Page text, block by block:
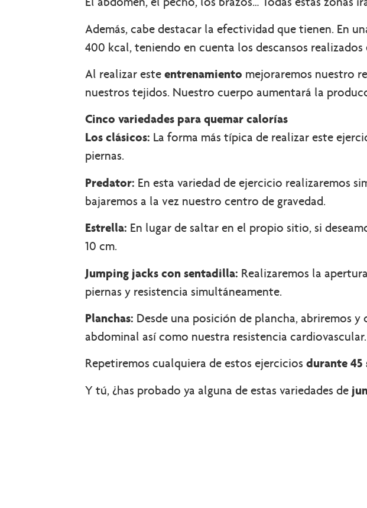
Además, cabe destacar la efectividad que tienen. En
400 kcal, teniendo en cuenta los descansos realizados
Al realizar esteentrenamiento mejoraremos nuestro
nuestros tejidos. Nuestro cuerpo aumentará la
Cinco variedades para quemar calorías
Los clásicos: La forma más típica de realizar este
piernas.
Predator: En esta variedad de ejercicio realizaremos
bajaremos a la vez nuestro centro de gravedad.
Estrella: En lugar de saltar en el propio sitio, si
10 cm.
Jumping jacks con sentadilla: Realizaremos la
piernas y resistencia simultáneamente.
Planchas: Desde una posición de plancha, abriremos
abdominal así como nuestra resistencia cardiovascular.
Repetiremos cualquiera de estos ejerciciosdurante 45
Y tú, ¿has probado ya alguna de estas variedades de